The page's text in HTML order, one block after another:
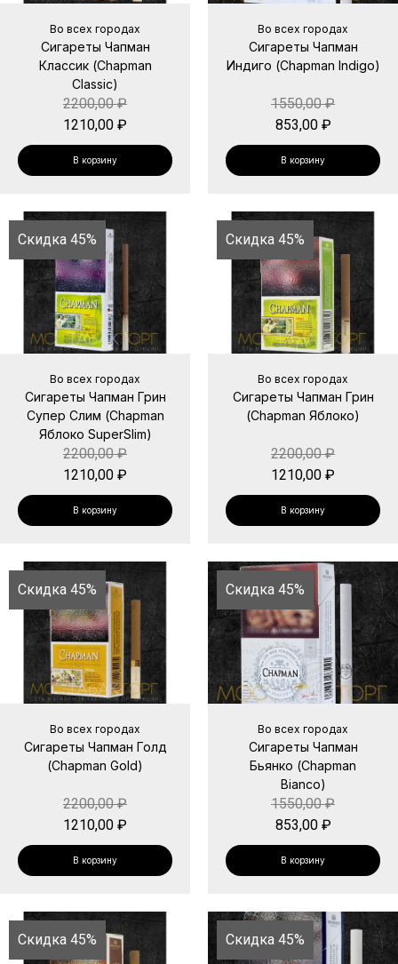
Во всех городах
Сигареты Чапман
Классик (Chapman
Classic)
2200,00₽
1210,00 ₽
В корзину
Во всех городах
Сигареты Чапман
Индиго (Chapman Indigo)
1550,00₽
853,00 ₽
В корзину
Скидка 45%
Во всех городах
Сигареты Чапман Грин
Супер Слим (Chapman
Яблоко SuperSlim)
2200,00₽
1210,00 ₽
В корзину
Скидка 45%
Во всех городах
Сигареты Чапман Грин
(Chapman Яблоко)
2200,00₽
1210,00 ₽
В корзину
Скидка 45%
Во всех городах
Сигареты Чапман Голд
(Chapman Gold)
2200,00₽
1210,00 ₽
В корзину
Скидка 45%
Во всех городах
Сигареты Чапман
Бьянко (Chapman
Bianco)
1550,00₽
853,00 ₽
В корзину
Скидка 45% Скидка 45%